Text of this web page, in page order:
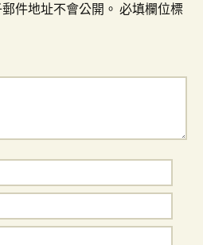
件地址不會公開。 必填欄位標